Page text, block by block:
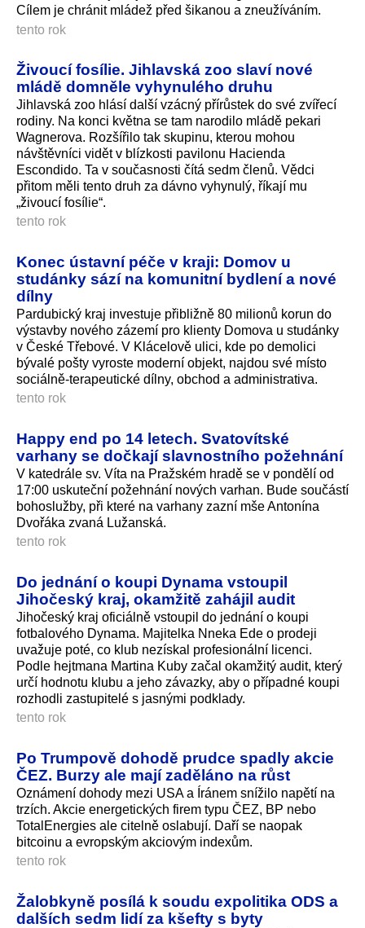
Cílem je chránit mládež před šikanou a zneužíváním.
tento rok
Živoucí fosílie. Jihlavská zoo slaví nové
mládě domněle vyhynulého druhu
Jihlavská zoo hlásí další vzácný přírůstek do své zvířecí
rodiny. Na konci května se tam narodilo mládě pekari
Wagnerova. Rozšířilo tak skupinu, kterou mohou
návštěvníci vidět v blízkosti pavilonu Hacienda
Escondido. Ta v současnosti čítá sedm členů. Vědci
přitom měli tento druh za dávno vyhynulý, říkají mu
„živoucí fosílie“.
tento rok
Konec ústavní péče v kraji: Domov u
studánky sází na komunitní bydlení a nové
dílny
Pardubický kraj investuje přibližně 80 milionů korun do
výstavby nového zázemí pro klienty Domova u studánky
v České Třebové. V Klácelově ulici, kde po demolici
bývalé pošty vyroste moderní objekt, najdou své místo
sociálně-terapeutické dílny, obchod a administrativa.
tento rok
Happy end po 14 letech. Svatovítské
varhany se dočkají slavnostního požehnání
V katedrále sv. Víta na Pražském hradě se v pondělí od
17:00 uskuteční požehnání nových varhan. Bude součástí
bohoslužby, při které na varhany zazní mše Antonína
Dvořáka zvaná Lužanská.
tento rok
Do jednání o koupi Dynama vstoupil
Jihočeský kraj, okamžitě zahájil audit
Jihočeský kraj oficiálně vstoupil do jednání o koupi
fotbalového Dynama. Majitelka Nneka Ede o prodeji
uvažuje poté, co klub nezískal profesionální licenci.
Podle hejtmana Martina Kuby začal okamžitý audit, který
určí hodnotu klubu a jeho závazky, aby o případné koupi
rozhodli zastupitelé s jasnými podklady.
tento rok
Po Trumpově dohodě prudce spadly akcie
ČEZ. Burzy ale mají zaděláno na růst
Oznámení dohody mezi USA a Íránem snížilo napětí na
trzích. Akcie energetických firem typu ČEZ, BP nebo
TotalEnergies ale citelně oslabují. Daří se naopak
bitcoinu a evropským akciovým indexům.
tento rok
Žalobkyně posílá k soudu expolitika ODS a
dalších sedm lidí za kšefty s byty